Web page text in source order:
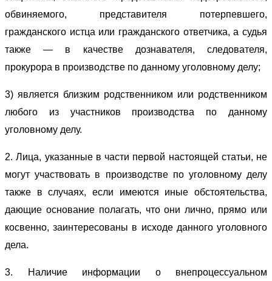
обвиняемого, представителя потерпевшего,
гражданского истца или гражданского ответчика, а судья
также — в качестве дознавателя, следователя,
прокурора в производстве по данному уголовному делу;
3) является близким родственником или родственником
любого из участников производства по данному
уголовному делу.
2. Лица, указанные в части первой настоящей статьи, не
могут участвовать в производстве по уголовному делу
также в случаях, если имеются иные обстоятельства,
дающие основание полагать, что они лично, прямо или
косвенно, заинтересованы в исходе данного уголовного
дела.
3. Наличие информации о внепроцессуальном